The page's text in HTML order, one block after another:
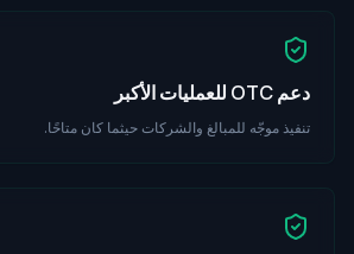
دعم OTC للعمليات الأكبر
تنفيذ موجّه للمبالغ والشركات حيثما كان متاحًا.